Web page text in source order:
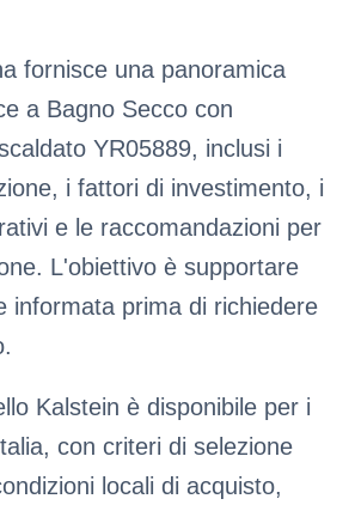
fornisce una panoramica
a Bagno Secco con
YR05889, inclusi i
i fattori di investimento, i
e le raccomandazioni per
L'obiettivo è supportare
informata prima di richiedere
Kalstein è disponibile per i
con criteri di selezione
locali di acquisto,